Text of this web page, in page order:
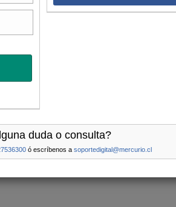
duda o consulta?
ó escríbenos a soportedigital@mercurio.cl